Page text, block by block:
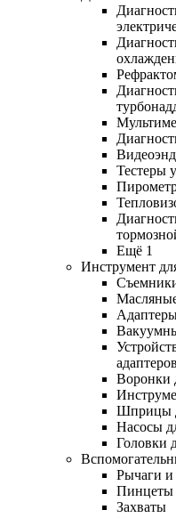
Тестеры
Ещё 1
Инструмент
адаптеров
Воронки
Шприцы
Насосы
Головки
Рычаги и
Пинцеты
Захваты